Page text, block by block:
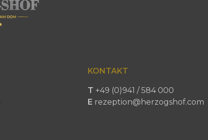
KONTAKT
T +49 (0)941 / 584 000
E rezeption@herzogshof.com